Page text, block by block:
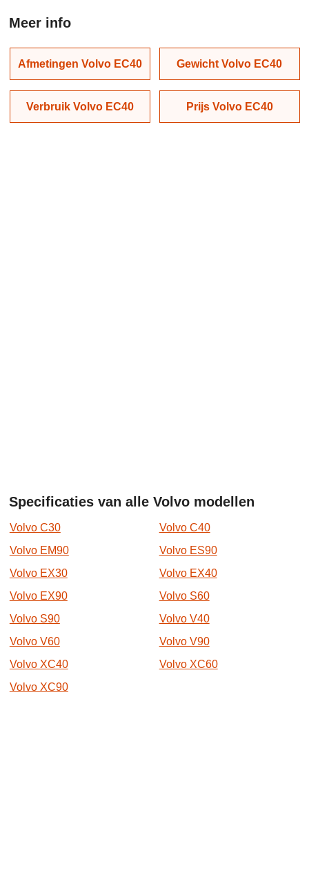
Meer info
Afmetingen Volvo EC40 Gewicht Volvo EC40
Verbruik Volvo EC40 Prijs Volvo EC40
Specificaties van alle Volvo modellen
Volvo C30
Volvo C40
Volvo EM90
Volvo ES90
Volvo EX30
Volvo EX40
Volvo EX90
Volvo S60
Volvo S90
Volvo V40
Volvo V60
Volvo V90
Volvo XC40
Volvo XC60
Volvo XC90